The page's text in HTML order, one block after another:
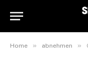
Home » abnehmen »